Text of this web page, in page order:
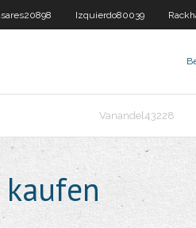
Izquierdo80039
Vanandel43228